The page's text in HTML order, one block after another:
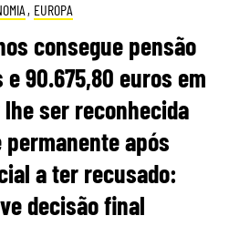
, EUROPA
consegue pensão
e 90.675,80 euros em
ser reconhecida
após
a ter recusado:
decisão final